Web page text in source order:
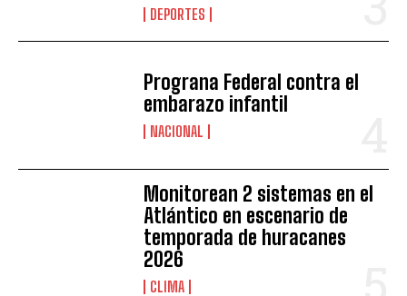
DEPORTES
Prograna Federal contra el
embarazo infantil
NACIONAL
Monitorean 2 sistemas en el
Atlántico en escenario de
temporada de huracanes
2026
CLIMA